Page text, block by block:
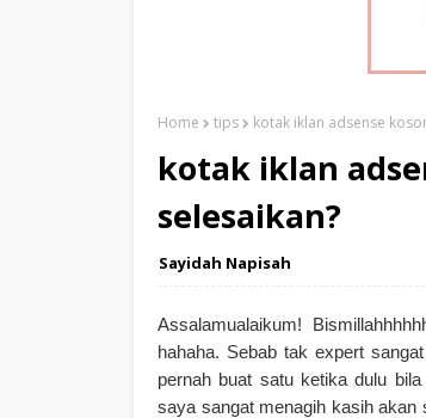
Home tips kotak iklan adsense
kotak iklan
selesaikan?
Sayidah Napisah
Assalamualaikum!
hahaha. Sebab tak expert
pernah buat satu ketika dulu bila
saya sangat menagih kasih